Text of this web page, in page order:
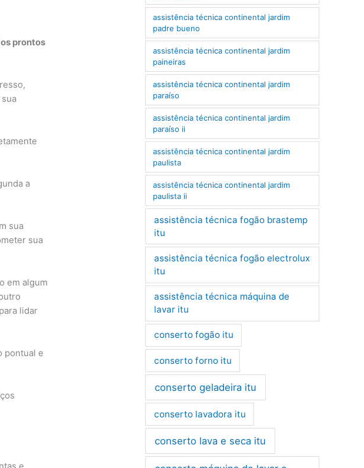
prontos
a
sua
sua
em algum
lidar
pontual e
assistência técnica continental jardim
padre bueno
assistência técnica continental jardim
paineiras
assistência técnica continental jardim
paraíso
assistência técnica continental jardim
paraíso ii
assistência técnica continental jardim
paulista
assistência técnica continental jardim
paulista ii
assistência técnica fogão brastemp
itu
assistência técnica fogão electrolux
itu
assistência técnica máquina de
lavar itu
conserto fogão itu
conserto forno itu
conserto geladeira itu
conserto lavadora itu
conserto lava e seca itu